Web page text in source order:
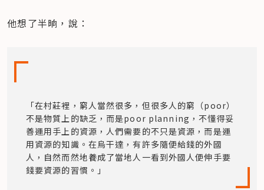
他想了半晌，說：
「在村莊裡，窮人當然很多，但很多人的窮（poor）
不是物質上的缺乏，而是poor planning，不懂得妥
善運用手上的資源，人們需要的不只是資源，而是運
用資源的知識。在烏干達，有許多隨便給錢的外國
人，自然而然地養成了當地人一看到外國人便伸手要
錢要資源的習慣。」